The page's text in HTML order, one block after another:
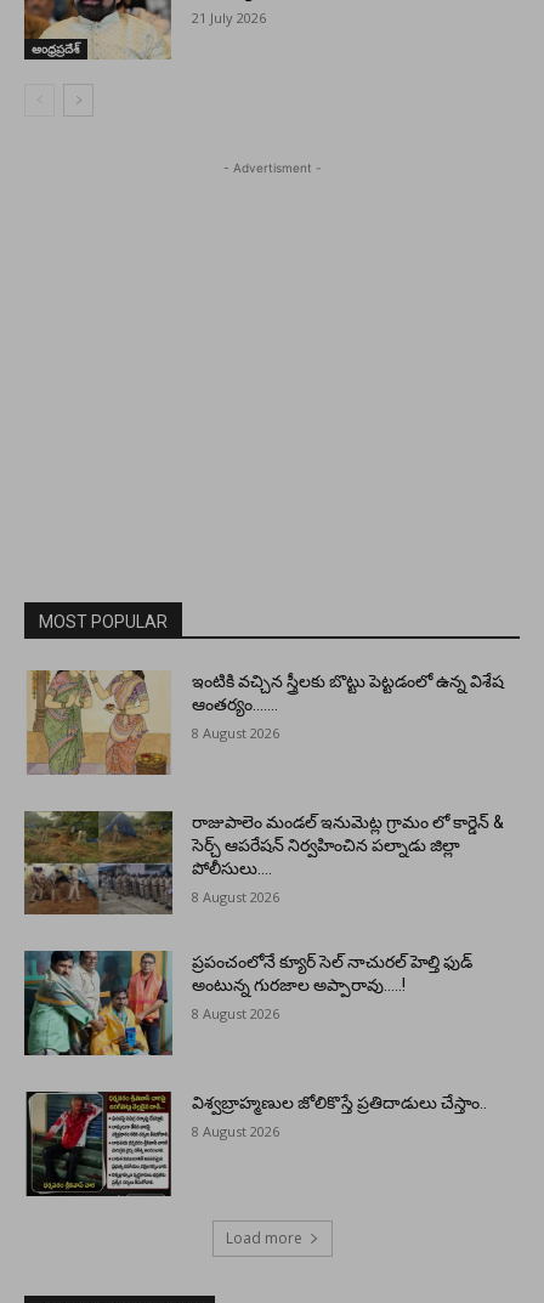
ఆంధ్రప్రదేశ్
21 July 2026
- Advertisment -
MOST POPULAR
ఇంటికి వచ్చిన స్త్రీలకు బొట్టు పెట్టడంలో ఉన్న విశేష
ఆంతర్యం…….
8 August 2026
రాజుపాలెం మండల్ ఇనుమెట్ల గ్రామం లో కార్డెన్ &
సెర్చ్ ఆపరేషన్ నిర్వహించిన పల్నాడు జిల్లా
పోలీసులు….
8 August 2026
ప్రపంచంలోనే క్యూర్ సెల్ నాచురల్ హెల్తి ఫుడ్
అంటున్న గురజాల అప్పారావు…..!
8 August 2026
విశ్వబ్రాహ్మణుల జోలికొస్తే ప్రతిదాడులు చేస్తాం..
8 August 2026
Load more